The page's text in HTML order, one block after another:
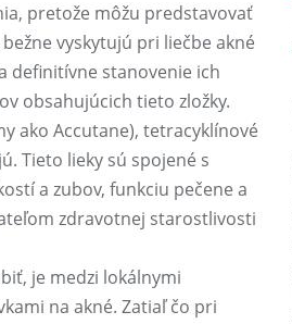
pretože môžu predstavovať
vyskytujú pri liečbe akné
definitívne stanovenie ich
obsahujúcich tieto zložky.
ako Accutane), tetracyklínové
Tieto lieky sú spojené s
a zubov, funkciu pečene a
zdravotnej starostlivosti
je medzi lokálnymi
na akné. Zatiaľ čo pri